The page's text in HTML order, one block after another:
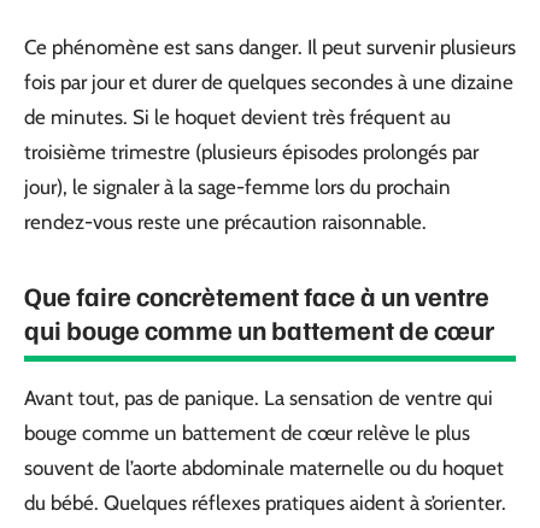
Ce phénomène est sans danger. Il peut survenir plusieurs
fois par jour et durer de quelques secondes à une dizaine
de minutes. Si le hoquet devient très fréquent au
troisième trimestre (plusieurs épisodes prolongés par
jour), le signaler à la sage-femme lors du prochain
rendez-vous reste une précaution raisonnable.
Que faire concrètement face à un ventre
qui bouge comme un battement de cœur
Avant tout, pas de panique. La sensation de ventre qui
bouge comme un battement de cœur relève le plus
souvent de l’aorte abdominale maternelle ou du hoquet
du bébé. Quelques réflexes pratiques aident à s’orienter.